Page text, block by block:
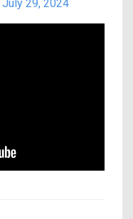
July 29, 2024